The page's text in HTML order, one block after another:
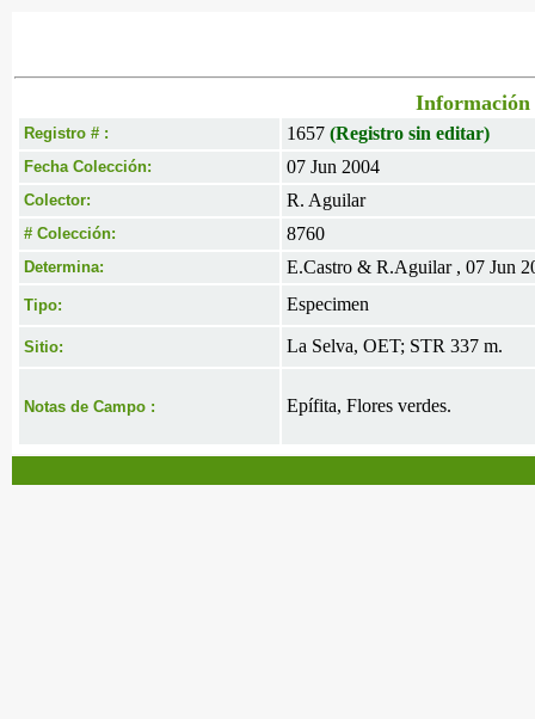
Información
Registro # : 1657 (Registro sin editar)
Fecha Colección: 07 Jun 2004
Colector: R. Aguilar
# Colección: 8760
Determina: E.Castro & R.Aguilar , 07 Jun
Tipo: Especimen
Sitio: La Selva, OET; STR 337 m.
Notas de Campo : Epífita, Flores verdes.